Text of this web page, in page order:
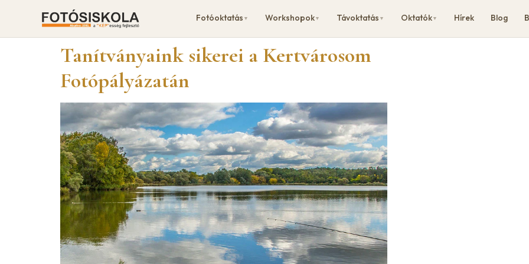
Fotóoktatás ▼ Workshopok▼ Távoktatás ▼ Oktatók▼ Hírek Blog
Tanítványaink sikerei a Kertvárosom
Fotópályázatán